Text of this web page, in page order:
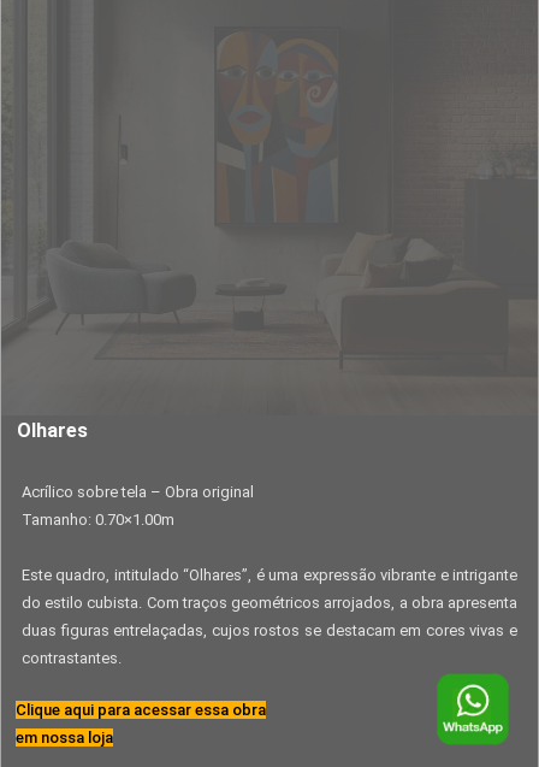
Olhares
Acrílico sobre tela – Obra original
Tamanho: 0.70×1.00m
Este quadro, intitulado “Olhares”, é uma expressão vibrante e intrigante
do estilo cubista. Com traços geométricos arrojados, a obra apresenta
duas figuras entrelaçadas, cujos rostos se destacam em cores vivas e
contrastantes.
Clique aqui para acessar essa obra
em nossa loja